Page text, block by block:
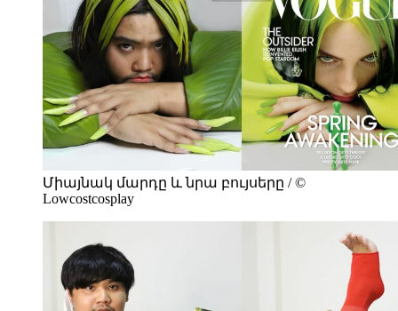
Միայնակ մարդը և նրա բույսերը / ©
Lowcostcosplay